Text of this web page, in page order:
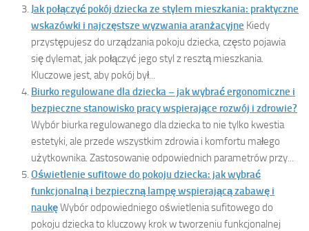
Jak połączyć pokój dziecka ze stylem mieszkania: praktyczne
wskazówki i najczęstsze wyzwania aranżacyjne Kiedy
przystępujesz do urządzania pokoju dziecka, często pojawia
się dylemat, jak połączyć jego styl z resztą mieszkania.
Kluczowe jest, aby pokój był...
Biurko regulowane dla dziecka – jak wybrać ergonomiczne i
bezpieczne stanowisko pracy wspierające rozwój i zdrowie?
Wybór biurka regulowanego dla dziecka to nie tylko kwestia
estetyki, ale przede wszystkim zdrowia i komfortu małego
użytkownika. Zastosowanie odpowiednich parametrów przy...
Oświetlenie sufitowe do pokoju dziecka: jak wybrać
funkcjonalną i bezpieczną lampę wspierającą zabawę i
naukęWybór odpowiedniego oświetlenia sufitowego do
pokoju dziecka to kluczowy krok w tworzeniu funkcjonalnej